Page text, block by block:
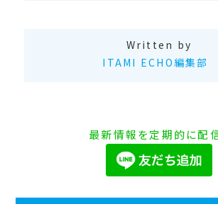
Written by
ITAMI ECHO編集部
最新情報を定期的に配信